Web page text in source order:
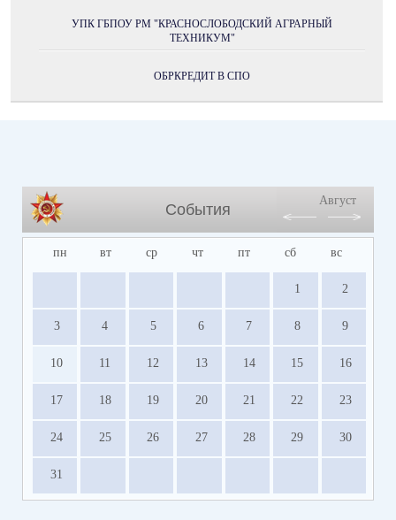
УПК ГБПОУ РМ "КРАСНОСЛОБОДСКИЙ АГРАРНЫЙ
ТЕХНИКУМ"
ОБРКРЕДИТ В СПО
События
Август
пн вт ср чт пт сб вс
1 2
3 4 5 6 7 8 9
10 11 12 13 14 15 16
17 18 19 20 21 22 23
24 25 26 27 28 29 30
31